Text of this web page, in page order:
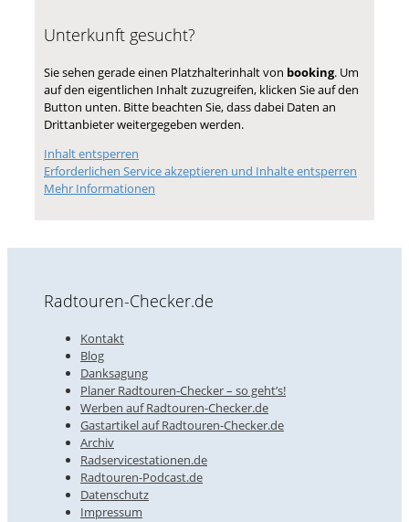
Unterkunft gesucht?
Sie sehen gerade einen Platzhalterinhalt von booking. Um
auf den eigentlichen Inhalt zuzugreifen, klicken Sie auf den
Button unten. Bitte beachten Sie, dass dabei Daten an
Drittanbieter weitergegeben werden.
Inhalt entsperren
Erforderlichen Service akzeptieren und Inhalte entsperren
Mehr Informationen
Radtouren-Checker.de
Kontakt
Blog
Danksagung
Planer Radtouren-Checker – so geht’s!
Werben auf Radtouren-Checker.de
Gastartikel auf Radtouren-Checker.de
Archiv
Radservicestationen.de
Radtouren-Podcast.de
Datenschutz
Impressum